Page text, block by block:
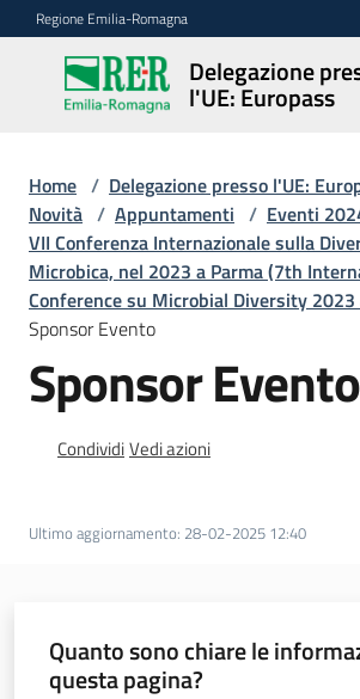
Vai al contenuto
Vai alla navigazione
Vai al footer
Regione Emilia-Romagna
Delegazione
l'UE: Europass
Delegazione
presso l'UE:
Novità
Pareri
EFSA
Opportunità
Home / Delegazione presso l'UE:
Novità / Appuntamenti / Eventi
VII Conferenza Internazionale sulla
Microbica, nel 2023 a Parma (7th
Conference su Microbial Diversity 2023
Sponsor Evento
Sponsor Evento
CondividiVedi azioni
Ultimo aggiornamento: 28-02-2025 12:40
Quanto sono chiare le
questa pagina?